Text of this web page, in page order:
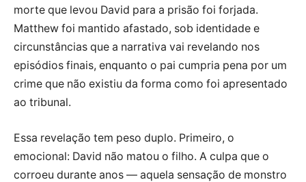
morte que levou David para a prisão foi forjada.
Matthew foi mantido afastado, sob identidade e
circunstâncias que a narrativa vai revelando nos
episódios finais, enquanto o pai cumpria pena por um
crime que não existiu da forma como foi apresentado
ao tribunal.
Essa revelação tem peso duplo. Primeiro, o
emocional: David não matou o filho. A culpa que o
corroeu durante anos — aquela sensação de monstro